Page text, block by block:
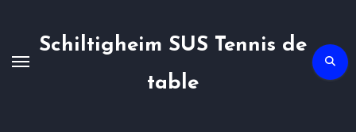
Schiltigheim SUS Tennis de
table